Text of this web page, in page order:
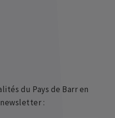
du Pays de Barr en
: